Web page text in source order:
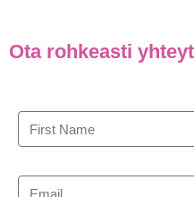
Ota rohkeasti